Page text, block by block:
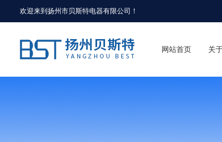
欢迎来到扬州市贝斯特电器有限公司 ！
网站首页 关